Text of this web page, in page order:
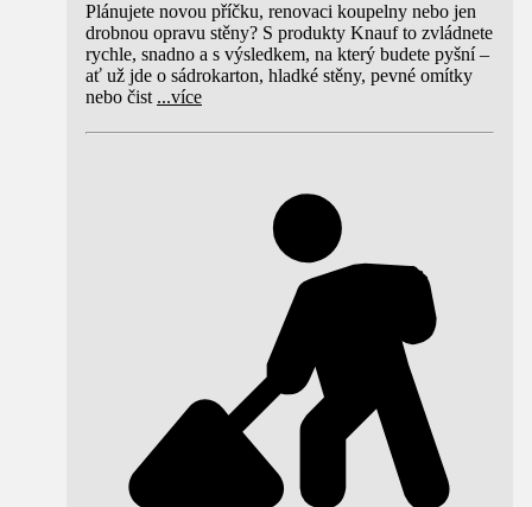
Plánujete novou příčku, renovaci koupelny nebo jen
drobnou opravu stěny? S produkty Knauf to zvládnete
rychle, snadno a s výsledkem, na který budete pyšní –
ať už jde o sádrokarton, hladké stěny, pevné omítky
nebo čist ...více